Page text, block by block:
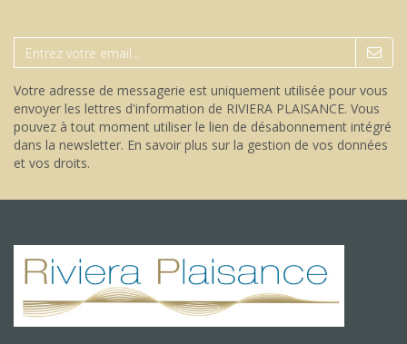
Votre adresse de messagerie est uniquement utilisée pour vous
envoyer les lettres d'information de RIVIERA PLAISANCE. Vous
pouvez à tout moment utiliser le lien de désabonnement intégré
dans la newsletter. En savoir plus sur la gestion de vos données
et vos droits.